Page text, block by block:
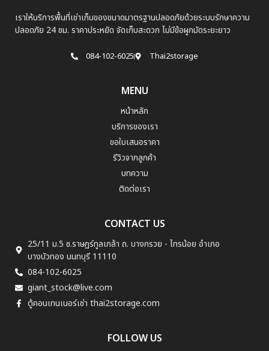
เราให้บริการพื้นที่เช่าเก็บของขนาดมาตรฐานปลอดภัยด้วยระบบรักษาความ
ปลอดภัย 24 ชม. ราคาประหยัด จัดเก็บสะดวก ไม่มีข้อผูกมัดระยะยาว
084-102-6025 Thai2storage
MENU
หน้าหลัก
บริการของเรา
ขอใบเสนอราคา
รีวิวจากลูกค้า
บทความ
ติดต่อเรา
CONTACT US
25/11 ม.5 ซ.ราษฏร์ทูลเกล้า ถ. บางกรวย - ไทรน้อย อำเภอ
บางบัวทอง นนทบุรี 11110
084-102-6025
giant_stock@live.com
ตู้คอนเทนเนอร์เช่า thai2storage.com
FOLLOW US